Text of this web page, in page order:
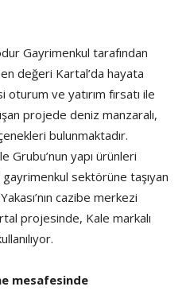
Gayrimenkul tarafından
değeri Kartal’da hayata
ve yatırım fırsatı ile
projede deniz manzaralı,
bulunmaktadır.
Grubu’nun yapı ürünleri
sektörüne taşıyan
cazibe merkezi
projesinde, Kale markalı
mesafesinde